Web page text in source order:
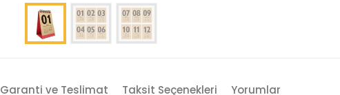
Garanti ve Teslimat Taksit Seçenekleri Yorumlar